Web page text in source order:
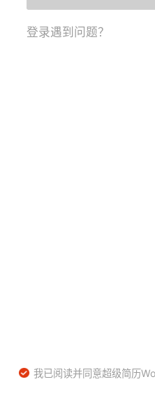
登录遇到问题？
我已阅读并同意超级简历